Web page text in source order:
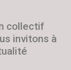
collectif
invitons à